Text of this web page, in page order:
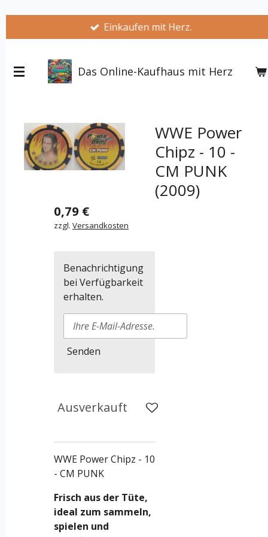
springen
Einkaufen mit Herz.
Das Online-Kaufhaus mit Herz
WWE Power
Chipz - 10 -
CM PUNK
(2009)
0,79 €
zzgl. Versandkosten
Benachrichtigung
bei Verfügbarkeit
erhalten.
Senden
Ausverkauft
WWE Power Chipz - 10
- CM PUNK
Frisch aus der Tüte,
ideal zum sammeln,
spielen und